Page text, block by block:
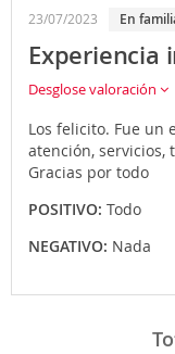
23/07/2023 En
Experiencia
Desglose valoración
Los felicito. Fue un
atención, servicios,
Gracias por todo
POSITIVO: Todo
NEGATIVO: Nada